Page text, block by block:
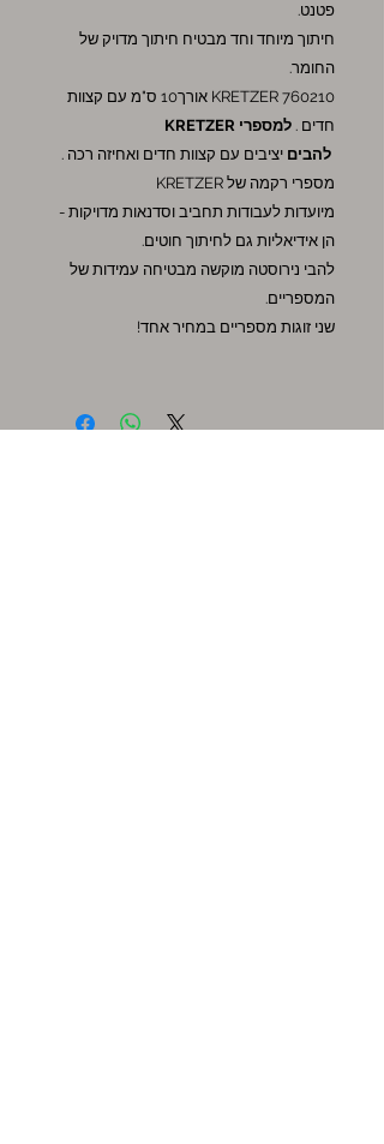
פטנט.
חיתוך מיוחד וחד מבטיח חיתוך מדויק של
החומר.
KRETZER 760210 אורך10 ס"מ עם קצוות
חדים .
למספרי KRETZER
להבים יציבים עם קצוות חדים ואחיזה רכה .
מספרי רקמה של KRETZER
מיועדות לעבודות תחביב וסדנאות מדויקות -
הן אידיאליות גם לחיתוך חוטים.
להבי נירוסטה מוקשה מבטיחה עמידות של
המספריים.
שני זוגות מספריים במחיר אחד!